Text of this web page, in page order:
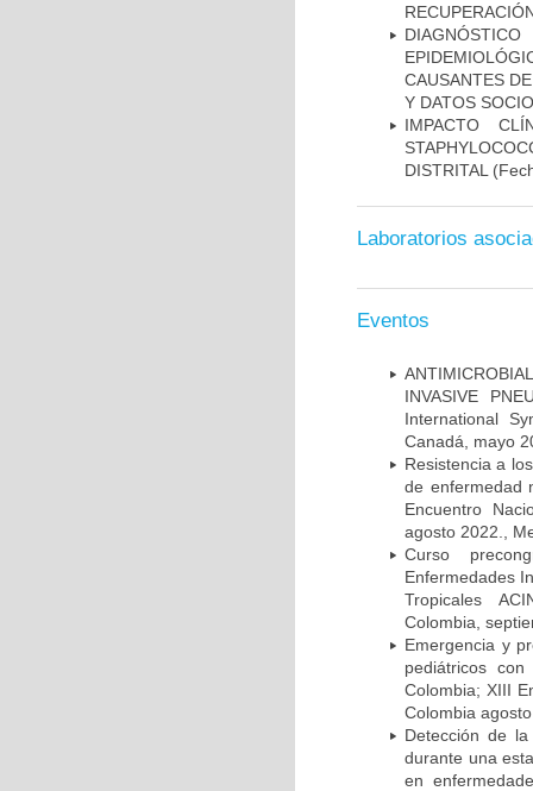
CAUSANTES
Y DATOS
IMPACTO
DISTRITAL
Laboratorios
Eventos
INVASIVE
International
Canadá, mayo
Resistencia a
de enfermedad
Encuentro
agosto 2022.,
Curso
Enfermedades
Tropicales
Colombia,
Emergencia y
pediátricos
Colombia; XIII
Colombia
Detección de
durante una
en